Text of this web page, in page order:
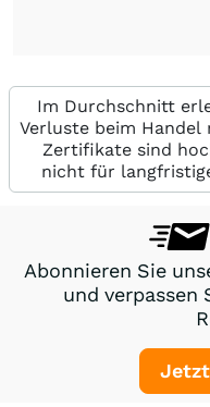
Im Durchschnitt
Verluste beim
Zertifikate sind
nicht für
Abonnieren Sie
und verpassen